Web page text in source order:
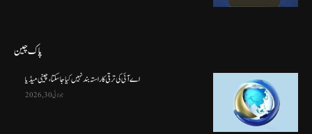
پاک چین
اے آئی کی ترقی کا راستہ بند نہیں کیا جا سکتا، چینی میڈیا
جولائی 30, 2026